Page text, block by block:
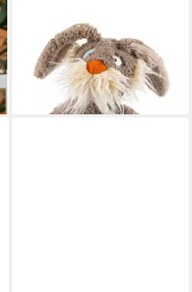
Kuscheltier I wass nix,
BeastsTown für Erwachsene
und Kinder (1-St)
52,95 €
lieferbar - in 3-4 Werktagen bei dir